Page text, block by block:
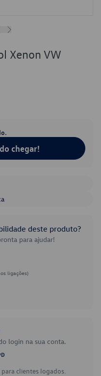
Xenon VW
chegar!
deste produto?
para ajudar!
ligações)
login na sua conta.
clientes logados.